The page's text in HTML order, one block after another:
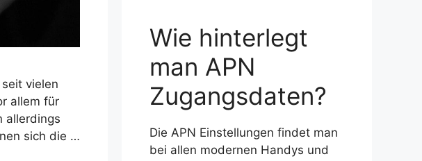
vielen
allem für
allerdings
sich die …
Wie hinterlegt
man APN
Zugangsdaten?
Die APN Einstellungen findet man
bei allen modernen Handys und